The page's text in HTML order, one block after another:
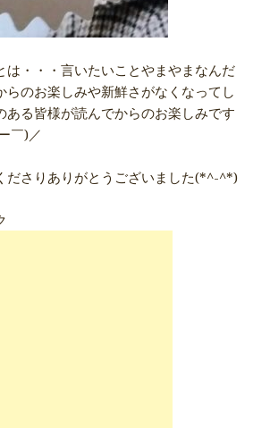
は・・・言いたいことやまやまなんだ
らのお楽しみや新鮮さがなくなってし
ある皆様が読んでからのお楽しみです
￣)／
ださりありがとうございました(*^-^*)